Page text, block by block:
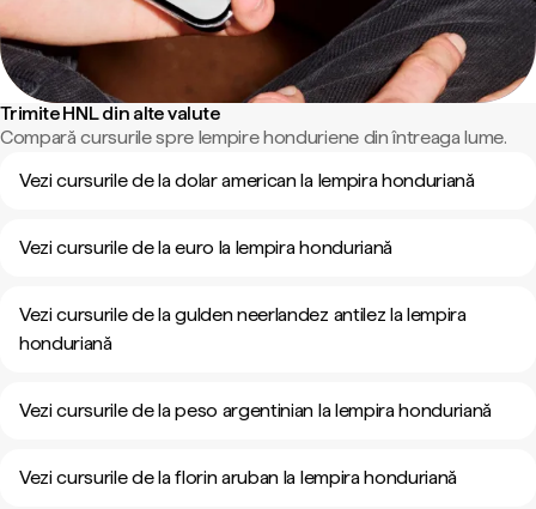
Trimite HNL din alte valute
Compară cursurile spre lempire honduriene din întreaga lume.
Vezi cursurile de la dolar american la lempira honduriană
Vezi cursurile de la euro la lempira honduriană
Vezi cursurile de la gulden neerlandez antilez la lempira
honduriană
Vezi cursurile de la peso argentinian la lempira honduriană
Vezi cursurile de la florin aruban la lempira honduriană